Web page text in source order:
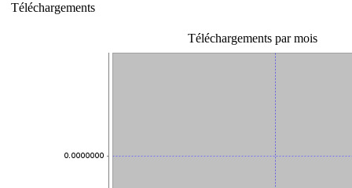
Téléchargements
Téléchargements par mois